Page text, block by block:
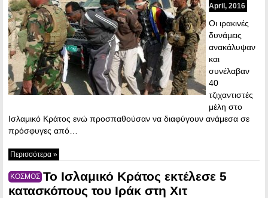
April, 2016
Οι ιρακινές
δυνάμεις
ανακάλυψαν
και
συνέλαβαν
40
τζιχαντιστές
μέλη στο
Ισλαμικό Κράτος ενώ προσπαθούσαν να διαφύγουν ανάμεσα σε
πρόσφυγες από…
Περισσότερα »
ΚΟΣΜΟΣ Το Ισλαμικό Κράτος εκτέλεσε 5
κατασκόπους του Ιράκ στη Χιτ